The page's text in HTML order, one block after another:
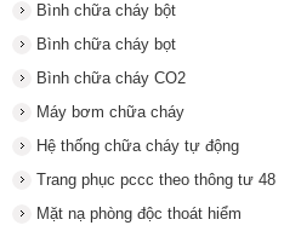
Bình chữa cháy bột
Bình chữa cháy bọt
Bình chữa cháy CO2
Máy bơm chữa cháy
Hệ thống chữa cháy tự động
Trang phục pccc theo thông tư 48
Mặt nạ phòng độc thoát hiểm